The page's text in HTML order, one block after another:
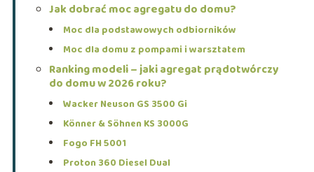
Jak dobrać moc agregatu do domu?
Moc dla podstawowych odbiorników
Moc dla domu z pompami i warsztatem
Ranking modeli – jaki agregat prądotwórczy
do domu w 2026 roku?
Wacker Neuson GS 3500 Gi
Könner & Söhnen KS 3000G
Fogo FH 5001
Proton 360 Diesel Dual